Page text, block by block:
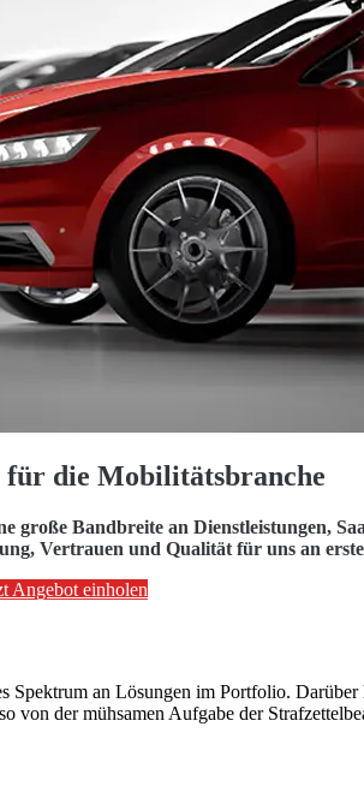
für die Mobilitätsbranche
Bandbreite an Dienstleistungen,
Vertrauen und Qualität für uns an
Angebot einholen
an Lösungen im Portfolio.
der mühsamen Aufgabe der